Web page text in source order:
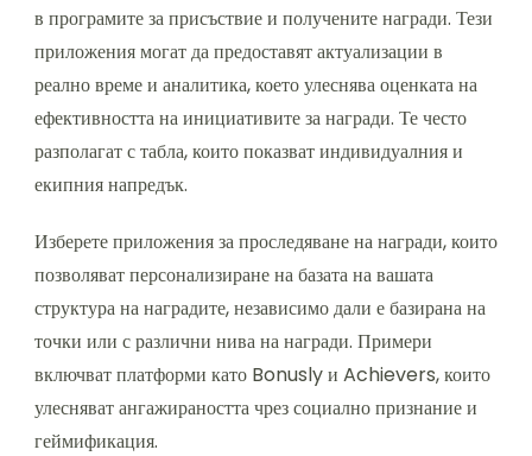
в програмите за присъствие и получените награди. Тези
приложения могат да предоставят актуализации в
реално време и аналитика, което улеснява оценката на
ефективността на инициативите за награди. Те често
разполагат с табла, които показват индивидуалния и
екипния напредък.
Изберете приложения за проследяване на награди, които
позволяват персонализиране на базата на вашата
структура на наградите, независимо дали е базирана на
точки или с различни нива на награди. Примери
включват платформи като Bonusly и Achievers, които
улесняват ангажираността чрез социално признание и
геймификация.